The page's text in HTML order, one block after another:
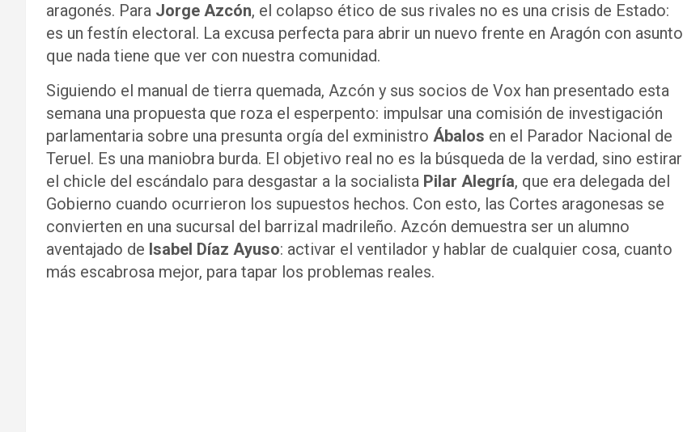
aragonés. Para Jorge Azcón, el colapso ético de sus rivales no es una crisis de Estado:
es un festín electoral. La excusa perfecta para abrir un nuevo frente en Aragón con asunto
que nada tiene que ver con nuestra comunidad.
Siguiendo el manual de tierra quemada, Azcón y sus socios de Vox han presentado esta
semana una propuesta que roza el esperpento: impulsar una comisión de investigación
parlamentaria sobre una presunta orgía del exministro Ábalos en el Parador Nacional de
Teruel. Es una maniobra burda. El objetivo real no es la búsqueda de la verdad, sino estirar
el chicle del escándalo para desgastar a la socialista Pilar Alegría, que era delegada del
Gobierno cuando ocurrieron los supuestos hechos. Con esto, las Cortes aragonesas se
convierten en una sucursal del barrizal madrileño. Azcón demuestra ser un alumno
aventajado de Isabel Díaz Ayuso: activar el ventilador y hablar de cualquier cosa, cuanto
más escabrosa mejor, para tapar los problemas reales.